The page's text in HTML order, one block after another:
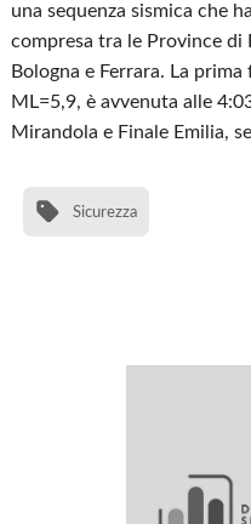
una sequenza sismica che
compresa tra le Province di
Bologna e Ferrara. La
ML=5,9, è avvenuta alle
Mirandola e Finale Emilia,
Sicurezza